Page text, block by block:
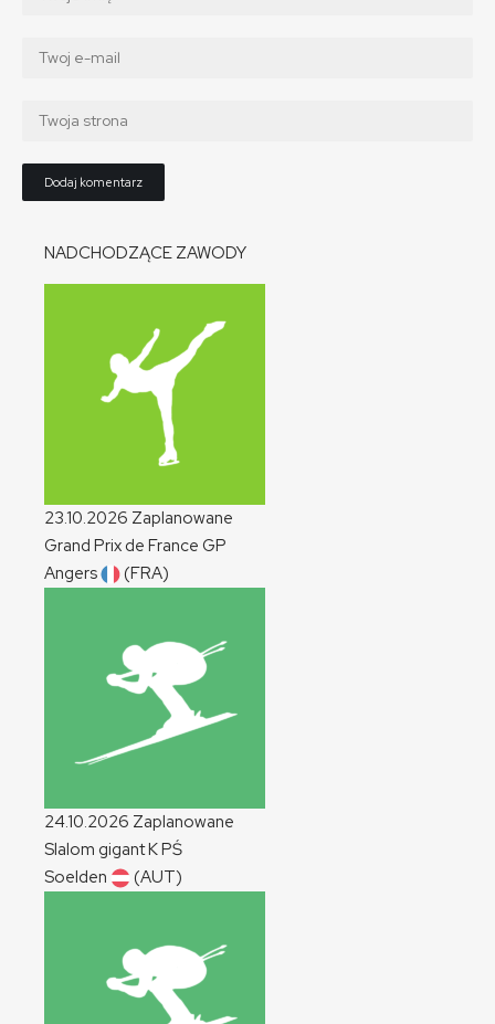
NADCHODZĄCE ZAWODY
23.10.2026 Zaplanowane
Grand Prix de France GP
Angers
(FRA)
24.10.2026 Zaplanowane
Slalom gigantKPŚ
Soelden
(AUT)